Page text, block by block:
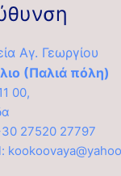
Αγ. Γεωργίου
(Παλιά πόλη)
00,
27520 27797